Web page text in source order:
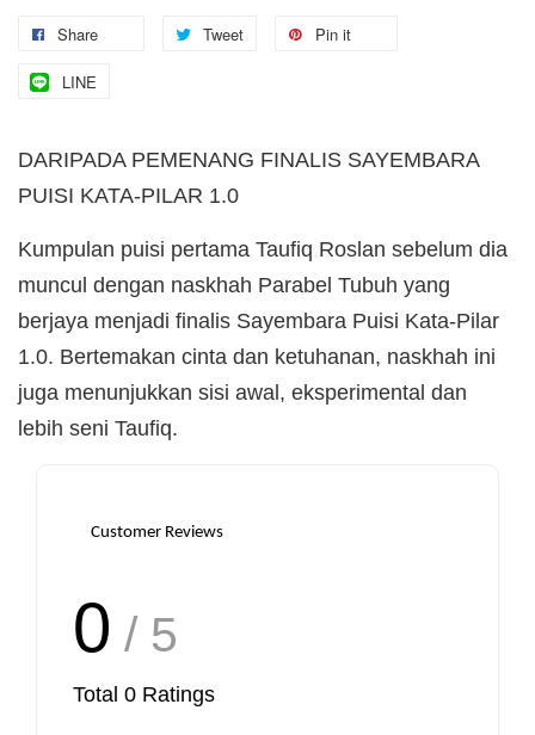
Share Tweet Pin it
LINE
DARIPADA PEMENANG FINALIS SAYEMBARA
PUISI KATA-PILAR 1.0
Kumpulan puisi pertama Taufiq Roslan sebelum dia
muncul dengan naskhah Parabel Tubuh yang
berjaya menjadi finalis Sayembara Puisi Kata-Pilar
1.0. Bertemakan cinta dan ketuhanan, naskhah ini
juga menunjukkan sisi awal, eksperimental dan
lebih seni Taufiq.
Customer Reviews
0 / 5
Total 0 Ratings